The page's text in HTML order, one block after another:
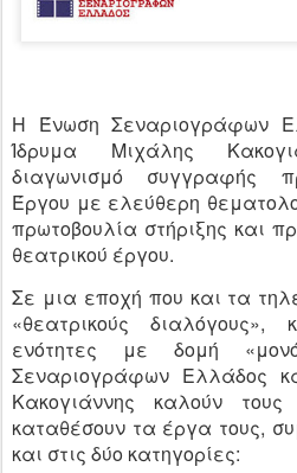
H Ένωση Σεναριογράφων
Ίδρυμα Μιχάλης
διαγωνισμό συγγραφής
Έργου με ελεύθερη
πρωτοβουλία στήριξης και
θεατρικού έργου.
Σε μια εποχή που και τα
«θεατρικούς διαλόγους»,
ενότητες με δομή
Σεναριογράφων Ελλάδος
Κακογιάννης καλούν
καταθέσουν τα έργα τους,
και στις δύο κατηγορίες: